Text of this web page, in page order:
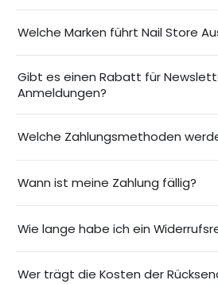
Welche Marken führt Nail Store
Gibt es einen Rabatt für
Anmeldungen?
Welche Zahlungsmethoden
Wann ist meine Zahlung fällig?
Wie lange habe ich ein
Wer trägt die Kosten der